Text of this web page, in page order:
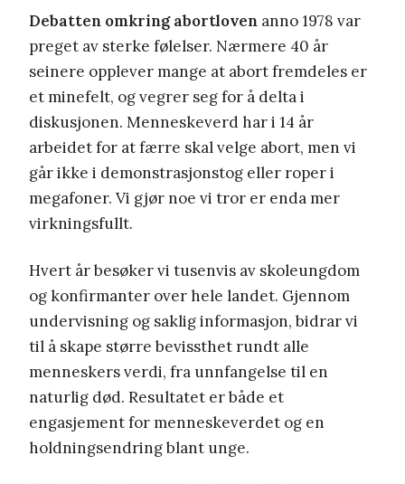
Debatten omkring abortloven anno 1978 var
preget av sterke følelser. Nærmere 40 år
seinere opplever mange at abort fremdeles er
et minefelt, og vegrer seg for å delta i
diskusjonen. Menneskeverd har i 14 år
arbeidet for at færre skal velge abort, men vi
går ikke i demonstrasjonstog eller roper i
megafoner. Vi gjør noe vi tror er enda mer
virkningsfullt.
Hvert år besøker vi tusenvis av skoleungdom
og konfirmanter over hele landet. Gjennom
undervisning og saklig informasjon, bidrar vi
til å skape større bevissthet rundt alle
menneskers verdi, fra unnfangelse til en
naturlig død. Resultatet er både et
engasjement for menneskeverdet og en
holdningsendring blant unge.